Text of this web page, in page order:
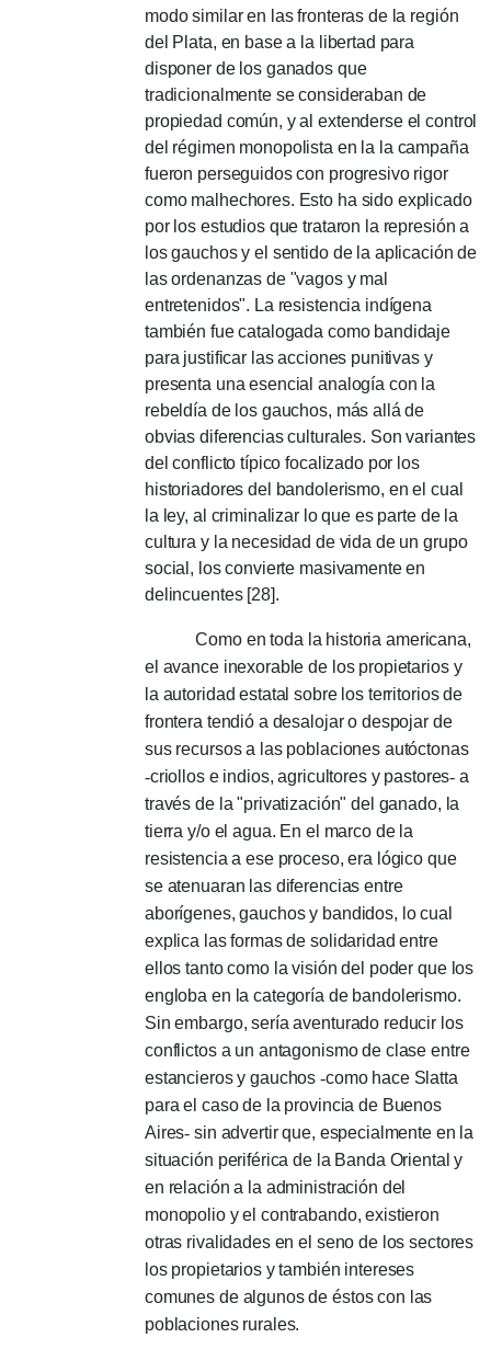
modo similar en las fronteras de la región
del Plata, en base a la libertad para
disponer de los ganados que
tradicionalmente se consideraban de
propiedad común, y al extenderse el control
del régimen monopolista en la la campaña
fueron perseguidos con progresivo rigor
como malhechores. Esto ha sido explicado
por los estudios que trataron la represión a
los gauchos y el sentido de la aplicación de
las ordenanzas de "vagos y mal
entretenidos". La resistencia indígena
también fue catalogada como bandidaje
para justificar las acciones punitivas y
presenta una esencial analogía con la
rebeldía de los gauchos, más allá de
obvias diferencias culturales. Son variantes
del conflicto típico focalizado por los
historiadores del bandolerismo, en el cual
la ley, al criminalizar lo que es parte de la
cultura y la necesidad de vida de un grupo
social, los convierte masivamente en
delincuentes [28].
Como en toda la historia americana,
el avance inexorable de los propietarios y
la autoridad estatal sobre los territorios de
frontera tendió a desalojar o despojar de
sus recursos a las poblaciones autóctonas
-criollos e indios, agricultores y pastores-a
través de la "privatización" del ganado, la
tierra y/o el agua. En el marco de la
resistencia a ese proceso, era lógico que
se atenuaran las diferencias entre
aborígenes, gauchos y bandidos, lo cual
explica las formas de solidaridad entre
ellos tanto como la visión del poder que los
engloba en la categoría de bandolerismo.
Sin embargo, sería aventurado reducir los
conflictos a un antagonismo de clase entre
estancieros y gauchos-como hace Slatta
para el caso de la provincia de Buenos
Aires-sin advertir que, especialmente en la
situación periférica de la Banda Oriental y
en relación a la administración del
monopolio y el contrabando, existieron
otras rivalidades en el seno de los sectores
los propietarios y también intereses
comunes de algunos de éstos con las
poblaciones rurales.